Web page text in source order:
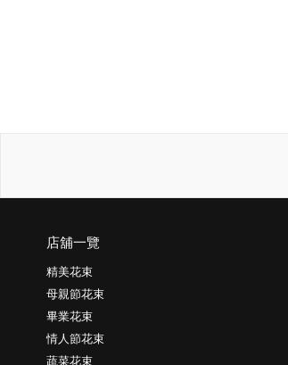
店舖一覽
精美花束
母親節花束
畢業花束
情人節花束
蔬菜花束